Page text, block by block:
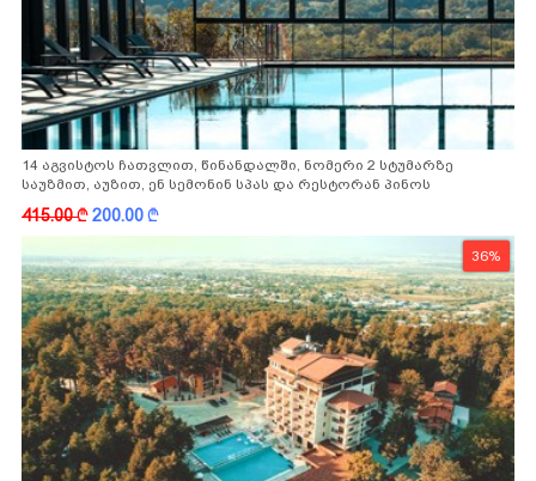
14 აგვისტოს ჩათვლით, წინანდალში, ნომერი 2 სტუმარზე
საუზმით, აუზით, ენ სემონინ სპას და რესტორან პინოს
ფასდაკლებით
415.00k200.00k
36%